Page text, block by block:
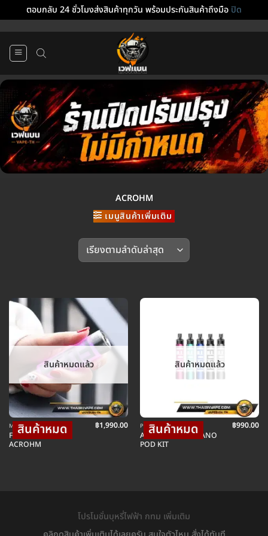
ตอบกลับ 24 ชั่วโมงส่งสินค้าทุกวัน พร้อมประกันสินค้าถึงมือปิด
ACROHM
เมนูสินค้าเพิ่มเติม
สินค้าหมดแล้ว
MOD บุหรี่ไฟฟ้าม็อดบ๊อก
FUSH MOD TUBE
ACROHM
฿1,990.00
สินค้าหมดแล้ว
POD พอตบุหรี่ไฟฟ้า
ACROHM FUSH NANO
POD KIT
฿990.00
โปรโมชั่นบุหรี่ไฟฟ้า กทม เพิ่มเติม